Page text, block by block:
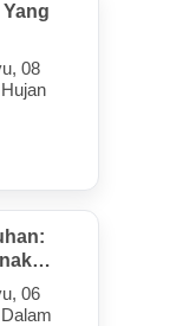
08
06